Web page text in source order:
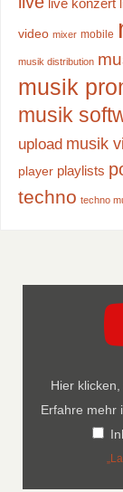
live konzert
video mixer mobile
musik distribution
musik
musik
upload musik
player playlists
techno techno
Hier
Erfahre mehr